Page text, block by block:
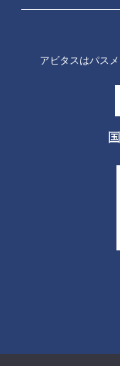
アビタスはパス